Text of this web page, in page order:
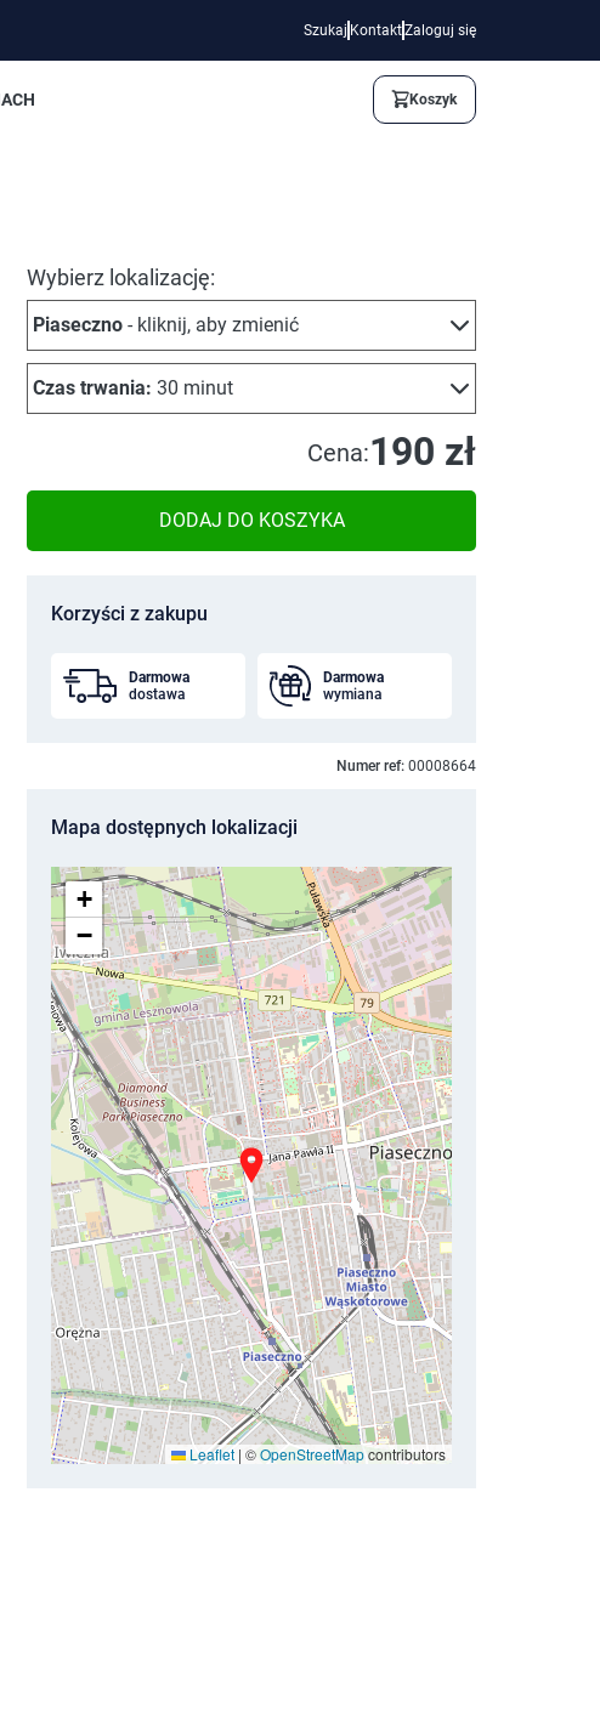
Szukaj KontaktZaloguj się
Koszyk
Wybierz lokalizację:
Piaseczno - kliknij, aby zmienić
Czas trwania: 30 minut
Cena:190 zł
DODAJ DO KOSZYKA
Korzyści z zakupu
Darmowa
dostawa
Darmowa
wymiana
Numer ref: 00008664
Mapa dostępnych lokalizacji
+
−
Leaflet | ©OpenStreetMapcontributors